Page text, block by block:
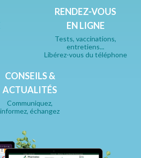
RENDEZ-VOUS
EN LIGNE
Tests, vaccinations,
entretiens...
Libérez-vous du téléphone
CONSEILS &
ACTUALITÉS
Communiquez,
informez, échangez